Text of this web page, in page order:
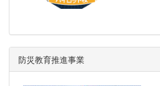
防災教育推進事業